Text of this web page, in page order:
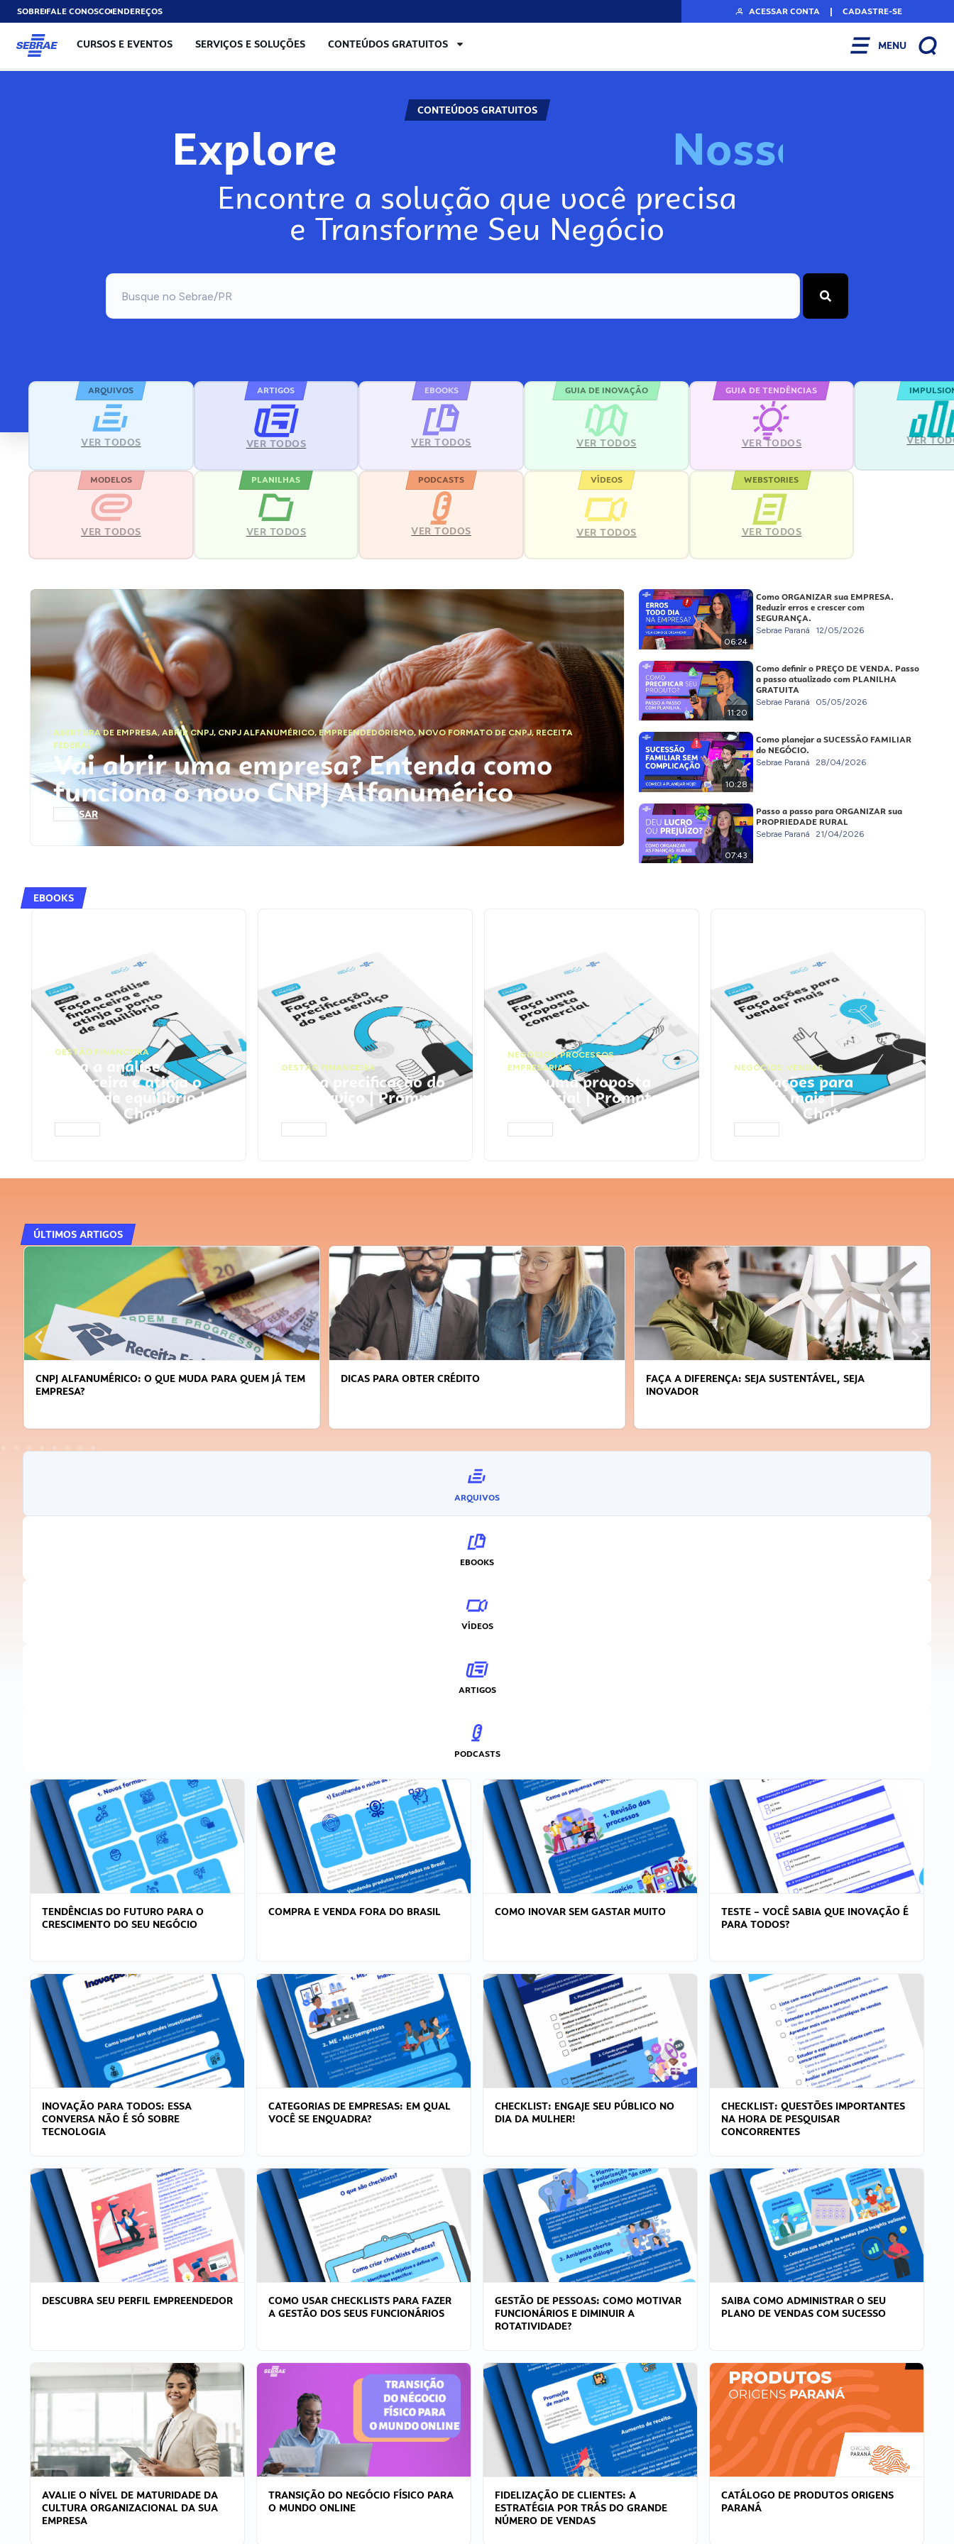
SOBREFALE CONOSCOENDEREÇOS ACESSAR CONTA | CADASTRE-SE
CURSOS E EVENTOS SERVIÇOS E SOLUÇÕES CONTEÚDOS GRATUITOS MENU
CONTEÚDOS GRATUITOS
Explore Nosso
Encontre a solução que você precisa
e Transforme Seu Negócio
ARQUIVOS
VER TODOS
ARTIGOS
VER TODOS
EBOOKS
VER TODOS
GUIA DE INOVAÇÃO
VER TODOS
GUIA DE TENDÊNCIAS
VER TODOS VER
MODELOS
VER TODOS
PLANILHAS
VER TODOS
PODCASTS
VER TODOS
VÍDEOS
VER TODOS
WEBSTORIES
VER TODOS
ABERTURA DE EMPRESA,ABRIR CNPJ, CNPJ ALFANUMÉRICO, EMPREENDEDORISMO,NOVO FORMATO DE CNPJ,RECEITA
FEDERAL
Vai abrir uma empresa? Entenda como
funciona o novo CNPJ Alfanumérico
ACESSAR
06:24
Como ORGANIZAR sua EMPRESA.
Reduzir erros e crescer com
SEGURANÇA.
Sebrae Paraná 12/05/2026
11:20
Como definir o PREÇO DE VENDA. Passo
a passo atualizado com PLANILHA
GRATUITA
Sebrae Paraná 05/05/2026
10:28
Como planejar a SUCESSÃO FAMILIAR
do NEGÓCIO.
Sebrae Paraná 28/04/2026
07:43
Passo a passo para ORGANIZAR sua
PROPRIEDADE RURAL
Sebrae Paraná 21/04/2026
EBOOKS
GESTÃO FINANCEIRA
Faça a análise
financeira e atinja o
ponto de equilíbrio |
Prompts ChatGPT
GESTÃO FINANCEIRA
Faça a precificação do
seu serviço | Prompts
ChatGPT
NEGÓCIOS,PROCESSOS
EMPRESARIAIS
Faça uma proposta
comercial | Prompts
ChatGPT
NEGÓCIOS, VENDAS
Faça ações para
vender mais |
Prompts ChatGPT
ÚLTIMOS ARTIGOS
CNPJ ALFANUMÉRICO: O QUE MUDA PARA QUEM JÁ TEM
EMPRESA?
DICAS PARA OBTER CRÉDITO
FAÇA A DIFERENÇA: SEJA SUSTENTÁVEL, SEJA
INOVADOR
ARQUIVOS
EBOOKS
VÍDEOS
ARTIGOS
PODCASTS
TENDÊNCIAS DO FUTURO PARA O
CRESCIMENTO DO SEU NEGÓCIO
COMPRA E VENDA FORA DO BRASIL COMO INOVAR SEM GASTAR MUITO
TESTE – VOCÊ SABIA QUE INOVAÇÃO É
PARA TODOS?
INOVAÇÃO PARA TODOS: ESSA
CONVERSA NÃO É SÓ SOBRE
TECNOLOGIA
CATEGORIAS DE EMPRESAS: EM QUAL
VOCÊ SE ENQUADRA?
CHECKLIST: ENGAJE SEU PÚBLICO NO
DIA DA MULHER!
CHECKLIST: QUESTÕES IMPORTANTES
NA HORA DE PESQUISAR
CONCORRENTES
DESCUBRA SEU PERFIL EMPREENDEDOR
COMO USAR CHECKLISTS PARA FAZER
A GESTÃO DOS SEUS FUNCIONÁRIOS
GESTÃO DE PESSOAS: COMO MOTIVAR
FUNCIONÁRIOS E DIMINUIR A
ROTATIVIDADE?
SAIBA COMO ADMINISTRAR O SEU
PLANO DE VENDAS COM SUCESSO
AVALIE O NÍVEL DE MATURIDADE DA
CULTURA ORGANIZACIONAL DA SUA
EMPRESA
TRANSIÇÃO DO NEGÓCIO FÍSICO PARA
O MUNDO ONLINE
FIDELIZAÇÃO DE CLIENTES: A
ESTRATÉGIA POR TRÁS DO GRANDE
NÚMERO DE VENDAS
CATÁLOGO DE PRODUTOS ORIGENS
PARANÁ